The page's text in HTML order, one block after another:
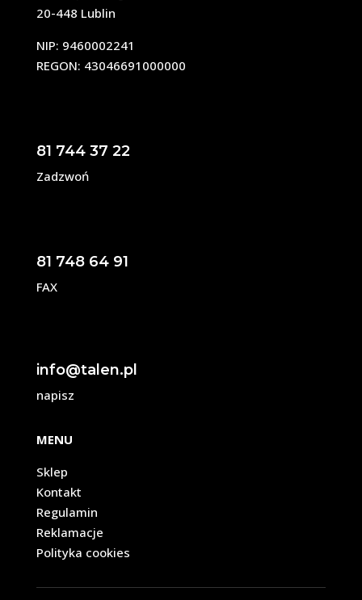
20-448 Lublin
NIP: 9460002241
REGON: 43046691000000
81 744 37 22
Zadzwoń
81 748 64 91
FAX
info@talen.pl
napisz
MENU
Sklep
Kontakt
Regulamin
Reklamacje
Polityka cookies